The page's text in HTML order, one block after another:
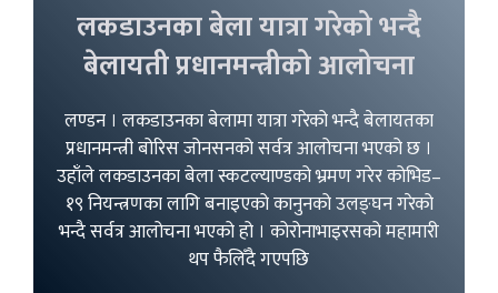
लकडाउनका बेला यात्रा गरेको भन्दै
बेलायती प्रधानमन्त्रीको आलोचना
लण्डन । लकडाउनका बेलामा यात्रा गरेको भन्दै बेलायतका
प्रधानमन्त्री बोरिस जोनसनको सर्वत्र आलोचना भएको छ ।
उहाँले लकडाउनका बेला स्कटल्याण्डको भ्रमण गरेर कोभिड–
१९ नियन्त्रणका लागि बनाइएको कानुनको उलङ्घन गरेको
भन्दै सर्वत्र आलोचना भएको हो । कोरोनाभाइरसको महामारी
थप फैलिँदै गएपछि